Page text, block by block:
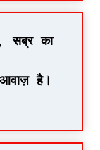
सब्र का
है।